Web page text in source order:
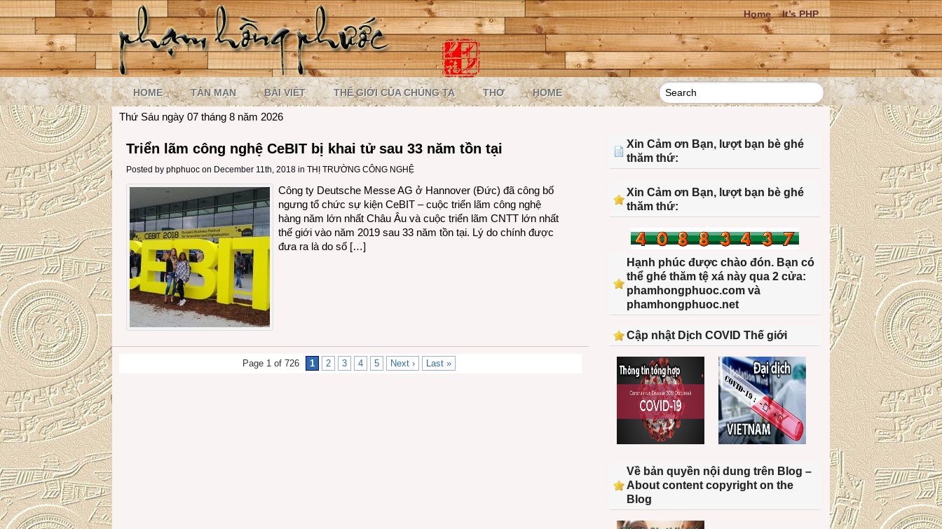
Home It’s PHP
HOME TẢN MẠN BÀI VIẾT THẾ GIỚI CỦA CHÚNG TA THƠ HOME
Thứ Sáu ngày 07 tháng 8 năm 2026
Triển lãm công nghệ CeBIT bị khai tử sau 33 năm tồn tại
Posted by phphuoc on December 11th, 2018 in THỊ TRƯỜNG CÔNG NGHỆ
Công ty Deutsche Messe AG ở Hannover (Đức) đã công bố
ngưng tổ chức sự kiện CeBIT – cuộc triển lãm công nghệ
hàng năm lớn nhất Châu Âu và cuộc triển lãm CNTT lớn nhất
thế giới vào năm 2019 sau 33 năm tồn tại. Lý do chính được
đưa ra là do số […]
Page 1 of 726 1 2 3 4 5 Next › Last »
Xin Cảm ơn Bạn, lượt bạn bè ghé
thăm thứ:
Xin Cảm ơn Bạn, lượt bạn bè ghé
thăm thứ:
Hạnh phúc được chào đón. Bạn có
thể ghé thăm tệ xá này qua 2 cửa:
phamhongphuoc.com và
phamhongphuoc.net
Cập nhật Dịch COVID Thế giới
Về bản quyền nội dung trên Blog –
About content copyright on the
Blog